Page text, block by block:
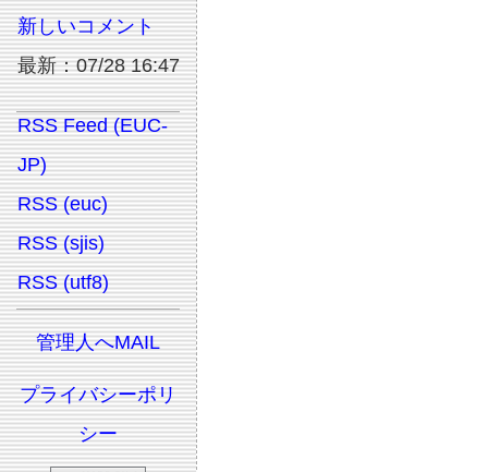
新しいコメント
最新：07/28 16:47
RSS Feed (EUC-
JP)
RSS (euc)
RSS (sjis)
RSS (utf8)
管理人へMAIL
プライバシーポリ
シー